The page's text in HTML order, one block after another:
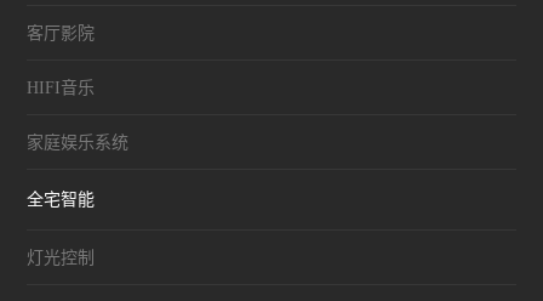
客厅影院
HIFI音乐
家庭娱乐系统
全宅智能
灯光控制